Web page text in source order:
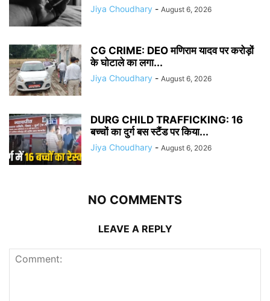
Jiya Choudhary - August 6, 2026
CG CRIME: DEO मणिराम यादव पर करोड़ों
के घोटाले का लगा...
Jiya Choudhary - August 6, 2026
DURG CHILD TRAFFICKING: 16
बच्चों का दुर्ग बस स्टैंड पर किया...
Jiya Choudhary - August 6, 2026
NO COMMENTS
LEAVE A REPLY